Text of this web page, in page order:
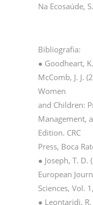
Na Ecosaúde,
Bibliografia:
● Goodheart,
McComb, J. J.
Women
and Children:
Management,
Edition. CRC
Press, Boca
● Joseph, T.
European
Sciences, Vol.
● Leontaridi,